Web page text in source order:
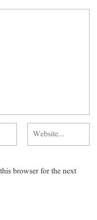
browser for the next